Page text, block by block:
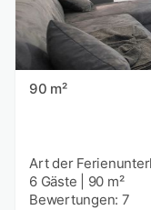
90 m²
Art der
6 Gäste
90 m²
Bewertungen: 7